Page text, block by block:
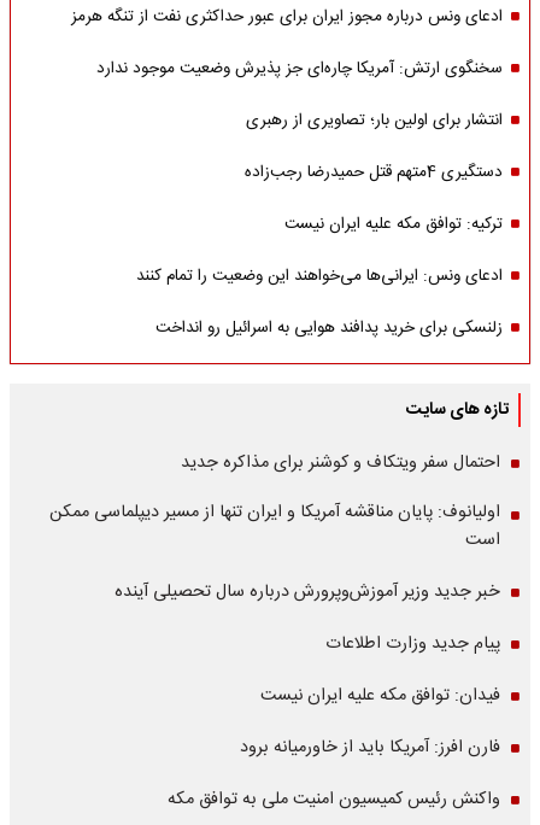
ادعای ونس درباره مجوز ایران برای عبور حداکثری نفت از تنگه هرمز
سخنگوی ارتش: آمریکا چاره‌ای جز پذیرش وضعیت موجود ندارد
انتشار برای اولین بار؛ تصاویری از رهبری
دستگیری 4متهم قتل حمیدرضا رجب‌زاده
ترکیه: توافق مکه علیه ایران نیست
ادعای ونس: ایرانی‌ها می‌خواهند این وضعیت را تمام کنند
زلنسکی برای خرید پدافند هوایی به اسرائیل رو انداخت
تازه های سایت
احتمال سفر ویتکاف و کوشنر برای مذاکره جدید
اولیانوف: پایان مناقشه آمریکا و ایران تنها از مسیر دیپلماسی ممکن
است
خبر جدید وزیر آموزش‌وپرورش درباره سال تحصیلی آینده
پیام جدید وزارت اطلاعات
فیدان: توافق مکه علیه ایران نیست
فارن افرز: آمریکا باید از خاورمیانه برود
واکنش رئیس کمیسیون امنیت ملی به توافق مکه